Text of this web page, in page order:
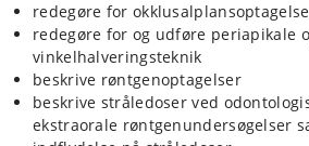
redegøre for
redegøre for og udføre periapikale
vinkelhalveringsteknik
beskrive røntgenoptagelser
beskrive stråledoser ved
ekstraorale røntgenundersøgelser